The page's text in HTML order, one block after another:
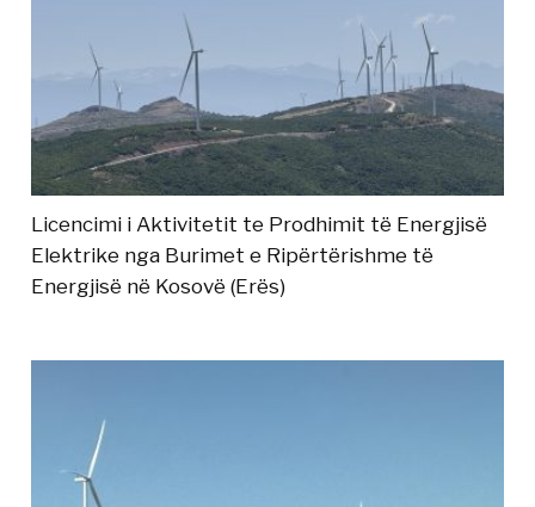
Licencimi i Aktivitetit te Prodhimit të Energjisë
Elektrike nga Burimet e Ripërtërishme të
Energjisë në Kosovë (Erës)